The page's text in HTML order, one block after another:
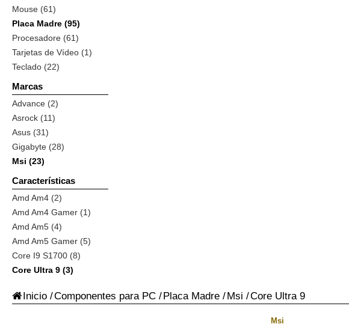
Mouse (61)
Placa Madre (95)
Procesadore (61)
Tarjetas de Vídeo (1)
Teclado (22)
Marcas
Advance (2)
Asrock (11)
Asus (31)
Gigabyte (28)
Msi (23)
Características
Amd Am4 (2)
Amd Am4 Gamer (1)
Amd Am5 (4)
Amd Am5 Gamer (5)
Core I9 S1700 (8)
Core Ultra 9 (3)
Inicio /Componentes para PC /Placa Madre /Msi /Core Ultra 9
Msi